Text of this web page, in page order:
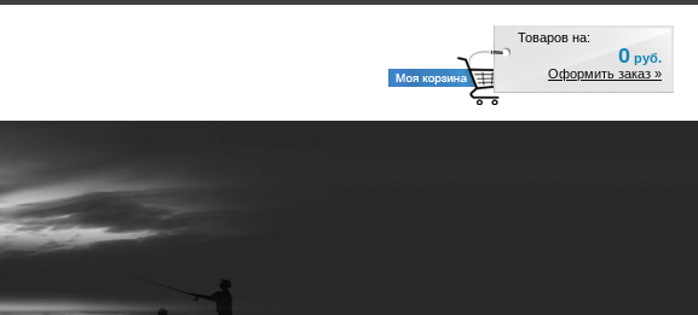
Товаров на:
0 руб.
Оформить заказ »